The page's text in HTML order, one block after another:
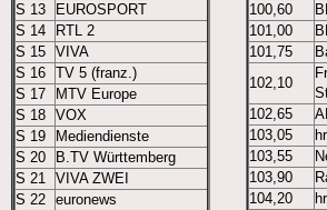
S 13
EUROSPORT
S 14
RTL 2
S 15 VIVA
S 16 TV 5 (franz.)
S 17
MTV Europe
S 18 VOX
S 19
Mediendienste
S 20
B.TV Württemberg
S 21 VIVA ZWEI
S 22 euronews
100,60
101,00
101,75
102,10
102,65
103,05
103,55
103,90
104,20